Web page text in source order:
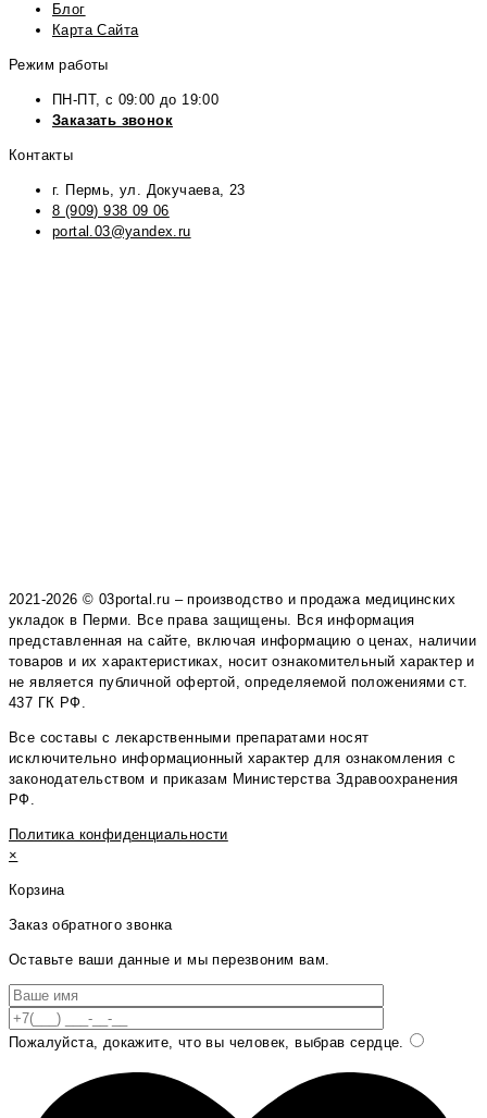
Блог
Карта Сайта
Режим работы
ПН-ПТ, с 09:00 до 19:00
Заказать звонок
Контакты
г. Пермь, ул. Докучаева, 23
8 (909) 938 09 06
portal.03@yandex.ru
2021-2026 © 03portal.ru – производство и продажа медицинских
укладок в Перми. Все права защищены. Вся информация
представленная на сайте, включая информацию о ценах, наличии
товаров и их характеристиках, носит ознакомительный характер и
не является публичной офертой, определяемой положениями ст.
437 ГК РФ.
Все составы с лекарственными препаратами носят
исключительно информационный характер для ознакомления с
законодательством и приказам Министерства Здравоохранения
РФ.
Политика конфиденциальности
×
Корзина
Заказ обратного звонка
Оставьте ваши данные и мы перезвоним вам.
Пожалуйста, докажите, что вы человек, выбрав сердце.